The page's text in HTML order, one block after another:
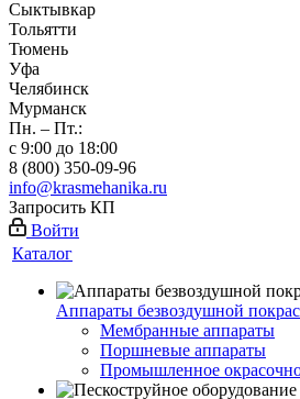
Сыктывкар
Тольятти
Тюмень
Уфа
Челябинск
Мурманск
Пн. – Пт.:
с 9:00 до 18:00
8 (800) 350-09-96
info@krasmehanika.ru
Запросить КП
Войти
Каталог
Аппараты безвоздушной
Мембранные аппараты
Поршневые аппараты
Промышленное